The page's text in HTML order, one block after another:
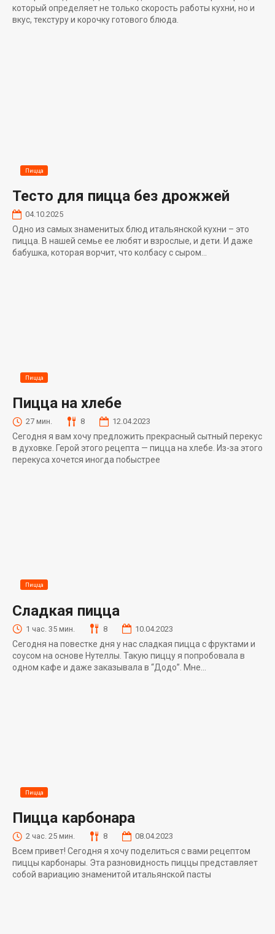
который определяет не только скорость работы кухни, но и
вкус, текстуру и корочку готового блюда.
Пицца
Тесто для пицца без дрожжей
04.10.2025
Одно из самых знаменитых блюд итальянской кухни – это
пицца. В нашей семье ее любят и взрослые, и дети. И даже
бабушка, которая ворчит, что колбасу с сыром...
Пицца
Пицца на хлебе
27 мин. 8 12.04.2023
Сегодня я вам хочу предложить прекрасный сытный перекус
в духовке. Герой этого рецепта — пицца на хлебе. Из-за этого
перекуса хочется иногда побыстрее
Пицца
Сладкая пицца
1 час. 35 мин. 8 10.04.2023
Сегодня на повестке дня у нас сладкая пицца с фруктами и
соусом на основе Нутеллы. Такую пиццу я попробовала в
одном кафе и даже заказывала в “Додо”. Мне...
Пицца
Пицца карбонара
2 час. 25 мин. 8 08.04.2023
Всем привет! Сегодня я хочу поделиться с вами рецептом
пиццы карбонары. Эта разновидность пиццы представляет
собой вариацию знаменитой итальянской пасты